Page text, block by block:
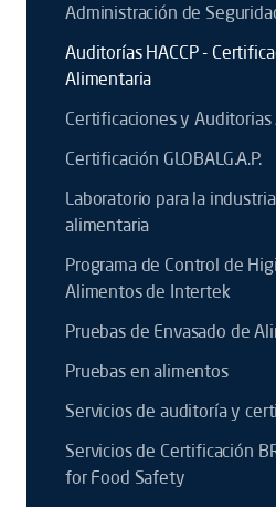
Administración de
Auditorías HACCP -
Alimentaria
Certificaciones y
Certificación GLOBALG.A.P.
Laboratorio para la
alimentaria
Programa de Control de
Alimentos de Intertek
Pruebas de Envasado de
Pruebas en alimentos
Servicios de auditoría y
Servicios de Certificación
for Food Safety